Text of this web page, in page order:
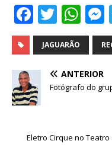
F
a
c
e
b
o
k
T
w
it
te
r
W
h
at
s
A
r
JAGUARÃO
ANTERIOR
Fotógrafo do
Eletro Cirque no